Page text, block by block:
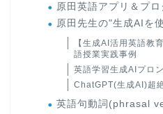
原田英語アプリ＆プ
原田先生の"生成AIを
【生成AI活用英語教
語授業実践事例
英語学習生成AIプロ
ChatGPT(生成AI)超
英語句動詞(phrasal